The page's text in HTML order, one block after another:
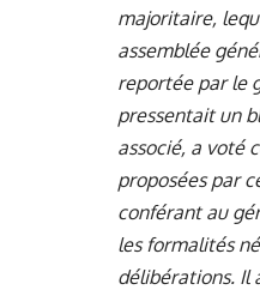
majoritaire,
assemblée
reportée par le
pressentait un
associé, a voté
proposées par
conférant au
les formalités
délibérations. Il